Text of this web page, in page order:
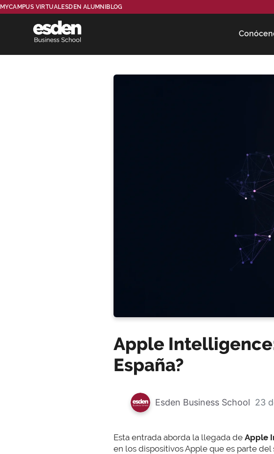
MYCAMPUS VIRTUALESDEN ALUMNI BLOG
Apple
España?
Esden Business School 23
Esta entrada aborda la llegada de Apple
en los dispositivos Apple que es parte